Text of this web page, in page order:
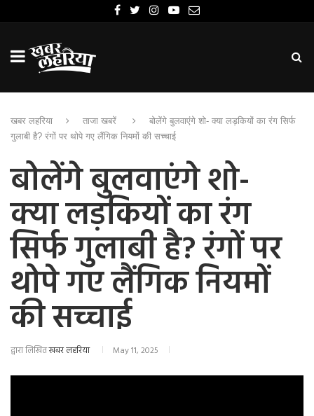
खबर लहरिया ताजा खबरें
बोलेंगे बुलवाएंगे शो- क्या लड़कियों का रंग सिर्फ
गुलाबी है? रंगों पर थोपे गए लैंगिक नियमों की सच्चाई
बोलेंगे बुलवाएंगे शो-
क्या लड़कियों का रंग
सिर्फ गुलाबी है? रंगों पर
थोपे गए लैंगिक नियमों
की सच्चाई
द्वारा लिखितखबर लहरिया May 11, 2025